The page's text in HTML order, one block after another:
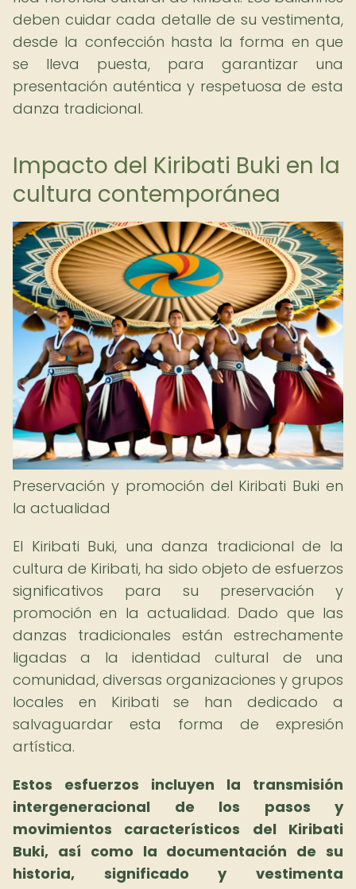
deben cuidar cada detalle de su vestimenta,
desde la confección hasta la forma en que
se lleva puesta, para garantizar una
presentación auténtica y respetuosa de esta
danza tradicional.
Impacto del Kiribati Buki en la
cultura contemporánea
Preservación y promoción del Kiribati Buki en
la actualidad
El Kiribati Buki, una danza tradicional de la
cultura de Kiribati, ha sido objeto de esfuerzos
significativos para su preservación y
promoción en la actualidad. Dado que las
danzas tradicionales están estrechamente
ligadas a la identidad cultural de una
comunidad, diversas organizaciones y grupos
locales en Kiribati se han dedicado a
salvaguardar esta forma de expresión
artística.
Estos esfuerzos incluyen la transmisión
intergeneracional de los pasos y
movimientos característicos del Kiribati
Buki, así como la documentación de su
historia, significado y vestimenta